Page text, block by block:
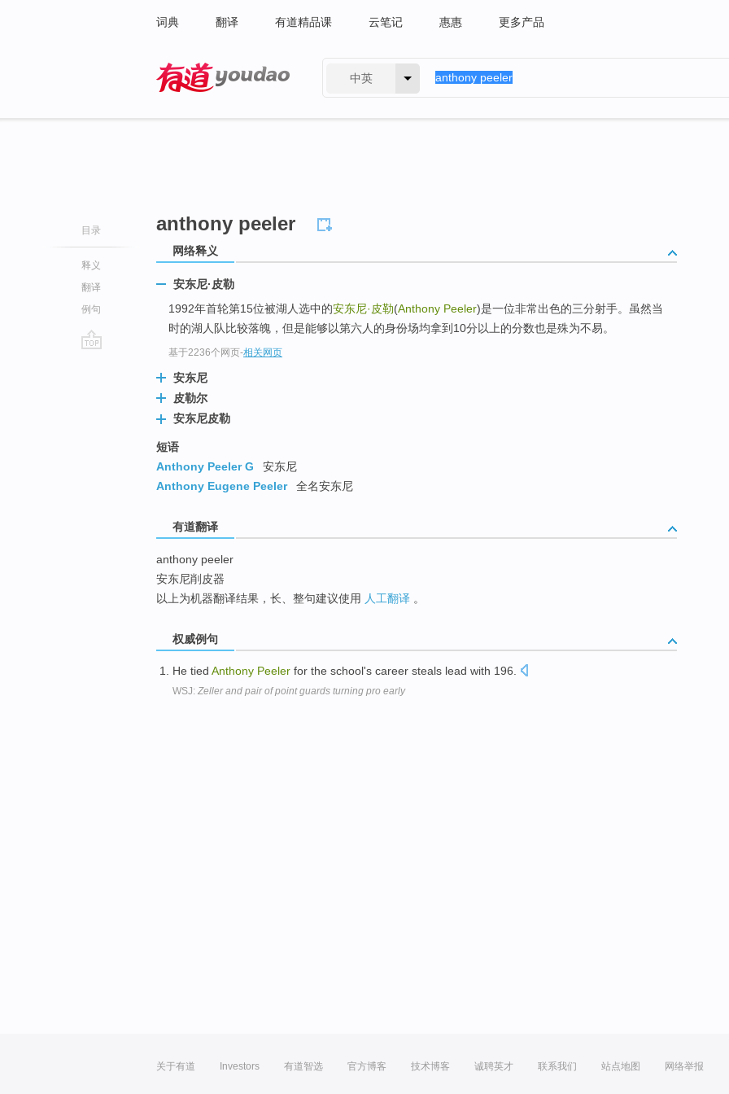
词典 翻译 有道精品课 云笔记 惠惠 更多产品
中英
目录
释义
翻译
例句
anthony peeler
网络释义
安东尼·皮勒
1992年首轮第15位被湖人选中的安东尼·皮勒(Anthony Peeler)是一位非常出色的三分射手。虽然当
时的湖人队比较落魄，但是能够以第六人的身份场均拿到10分以上的分数也是殊为不易。
基于2236个网页-相关网页
安东尼
皮勒尔
安东尼皮勒
短语
Anthony Peeler G
安东尼
Anthony Eugene Peeler
全名安东尼
有道翻译
anthony peeler
安东尼削皮器
以上为机器翻译结果，长、整句建议使用 人工翻译 。
权威例句
He tied Anthony Peeler for the school's career steals lead with 196.
WSJ: Zeller and pair of point guards turning pro early
关于有道 Investors 有道智选 官方博客 技术博客 诚聘英才 联系我们 站点地图 网络举报